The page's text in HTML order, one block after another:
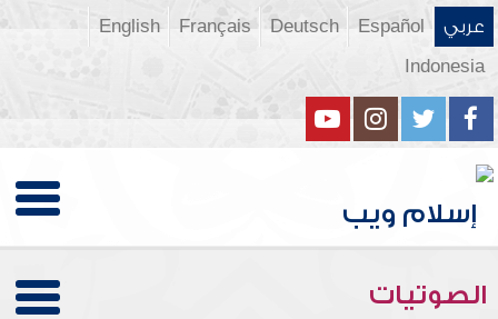
عربي Español
Deutsch
Français
English
Indonesia
الصوتيات